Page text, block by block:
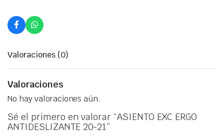
Valoraciones (0)
Valoraciones
No hay valoraciones aún.
Sé el primero en valorar “ASIENTO EXC ERGO
ANTIDESLIZANTE 20-21”